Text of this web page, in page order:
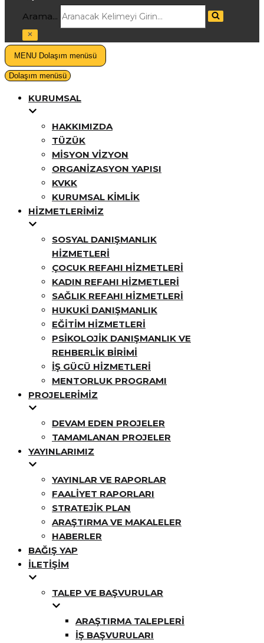
Arama...
MENU Dolaşım menüsü
Dolaşım menüsü
KURUMSAL
HAKKIMIZDA
TÜZÜK
MISYON VIZYON
ORGANIZASYON YAPISI
KVKK
KURUMSAL KIMLIK
HIZMETLERIMIZ
SOSYAL DANIŞMANLIK
HIZMETLERI
ÇOCUK REFAHI HIZMETLERI
KADIN REFAHI HIZMETLERI
SAĞLIK REFAHI HIZMETLERI
HUKUKI DANIŞMANLIK
EĞITIM HIZMETLERI
PSIKOLOJIK DANIŞMANLIK VE
REHBERLIK BIRIMI
İŞ GÜCÜ HIZMETLERI
MENTORLUK PROGRAMI
PROJELERIMIZ
DEVAM EDEN PROJELER
TAMAMLANAN PROJELER
YAYINLARIMIZ
YAYINLAR VE RAPORLAR
FAALIYET RAPORLARI
STRATEJIK PLAN
ARAŞTIRMA VE MAKALELER
HABERLER
BAĞIŞ YAP
İLETIŞIM
TALEP VE BAŞVURULAR
ARAŞTIRMA TALEPLERI
İŞ BAŞVURULARI